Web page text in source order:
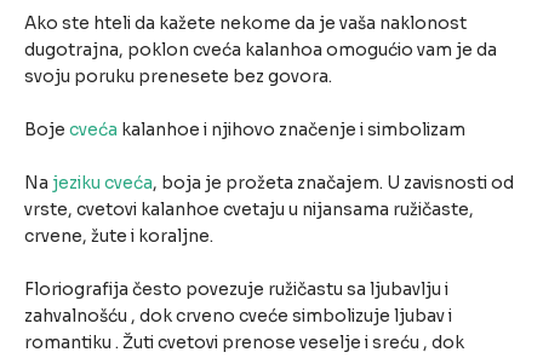
Ako ste hteli da kažete nekome da je vaša naklonost
dugotrajna, poklon cveća kalanhoa omogućio vam je da
svoju poruku prenesete bez govora.
Boje cveća kalanhoe i njihovo značenje i simbolizam
Na jeziku cveća, boja je prožeta značajem. U zavisnosti od
vrste, cvetovi kalanhoe cvetaju u nijansama ružičaste,
crvene, žute i koraljne.
Floriografija često povezuje ružičastu sa ljubavlju i
zahvalnošću , dok crveno cveće simbolizuje ljubav i
romantiku . Žuti cvetovi prenose veselje i sreću , dok